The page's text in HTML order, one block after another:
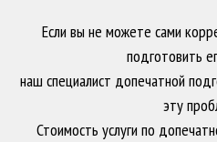
Если вы не можете сами
подготовить
наш специалист допечатной
эту
Стоимость услуги по